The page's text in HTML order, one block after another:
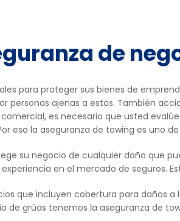
de
para proteger sus bienes de
personas ajenas a estos. También
es necesario que usted
eso la aseguranza de towing es uno
su negocio de cualquier daño que
en el mercado de seguros.
que incluyen cobertura para daños
de grúas tenemos la aseguranza de